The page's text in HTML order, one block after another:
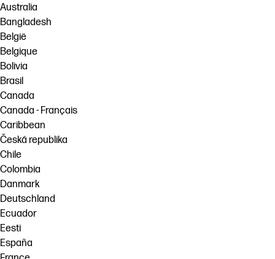
Australia
Bangladesh
België
Belgique
Bolivia
Brasil
Canada
Canada - Français
Caribbean
Česká republika
Chile
Colombia
Danmark
Deutschland
Ecuador
Eesti
España